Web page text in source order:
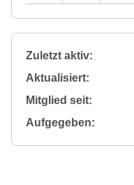
Zuletzt aktiv:
Aktualisiert:
Mitglied seit:
Aufgegeben: